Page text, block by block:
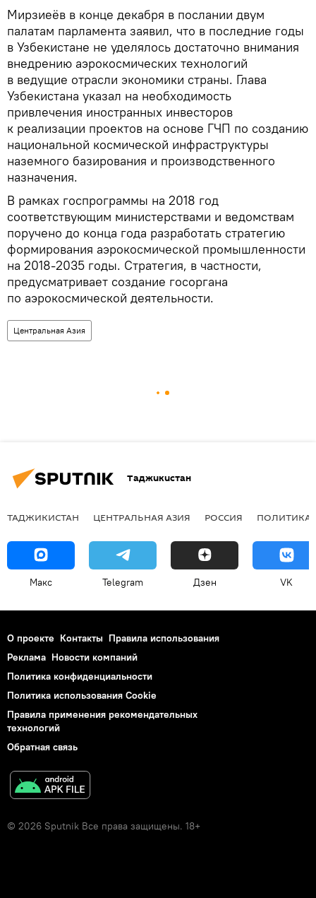
Мирзиеёв в конце декабря в послании двум
палатам парламента заявил, что в последние годы
в Узбекистане не уделялось достаточно внимания
внедрению аэрокосмических технологий
в ведущие отрасли экономики страны. Глава
Узбекистана указал на необходимость
привлечения иностранных инвесторов
к реализации проектов на основе ГЧП по созданию
национальной космической инфраструктуры
наземного базирования и производственного
назначения.
В рамках госпрограммы на 2018 год
соответствующим министерствами и ведомствам
поручено до конца года разработать стратегию
формирования аэрокосмической промышленности
на 2018-2035 годы. Стратегия, в частности,
предусматривает создание госоргана
по аэрокосмической деятельности.
Центральная Азия
Таджикистан
ТАДЖИКИСТАН ЦЕНТРАЛЬНАЯ АЗИЯ РОССИЯ ПОЛИТИКА
Макс Telegram Дзен VK
О проекте Контакты Правила использования
Реклама Новости компаний
Политика конфиденциальности
Политика использования Cookie
Правила применения рекомендательных
технологий
Обратная связь
© 2026 Sputnik Все права защищены. 18+